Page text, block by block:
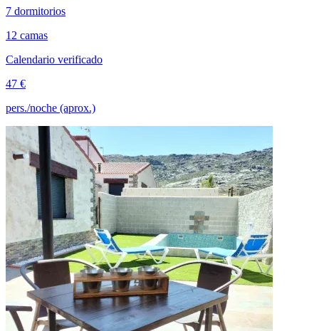
7 dormitorios
12 camas
Calendario verificado
47 €
pers./noche (aprox.)